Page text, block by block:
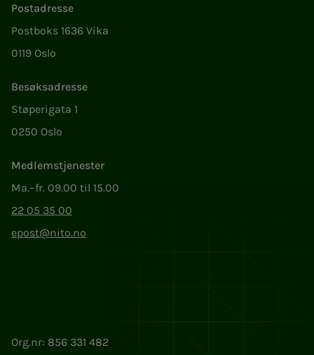
Postadresse
Postboks 1636 Vika
0119 Oslo
Besøksadresse
Støperigata 1
0250 Oslo
Medlemstjenester
Ma.–fr. 09.00 til 15.00
22 05 35 00
epost@nito.no
Org.nr: 856 331 482